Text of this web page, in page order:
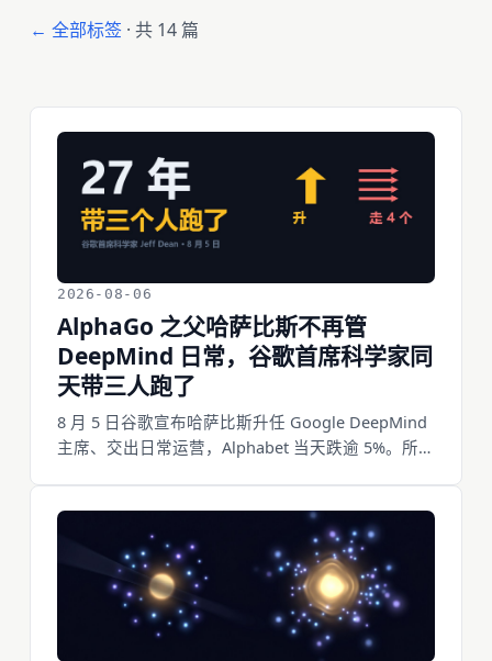
← 全部标签· 共 14 篇
2026-08-06
AlphaGo 之父哈萨比斯不再管
DeepMind 日常，谷歌首席科学家同
天带三人跑了
8 月 5 日谷歌宣布哈萨比斯升任 Google DeepMind
主席、交出日常运营，Alphabet 当天跌逾 5%。所有
职创业，带走了 Sanjay Ghemawat、Quoc Le 和
Oriol Vinyals。Sanjay 这个名字中文互联网上没什么
存在感，可他和 Jeff Dean 是谷歌二十多年里仅有的
两个 level 11 Senior Fellow，两人趴在同一台电脑
前写了二十多年代码。Jeff Dean 这 27 年做的全是
底座：搜索索引扩大 100 倍、谷歌第一套广告系